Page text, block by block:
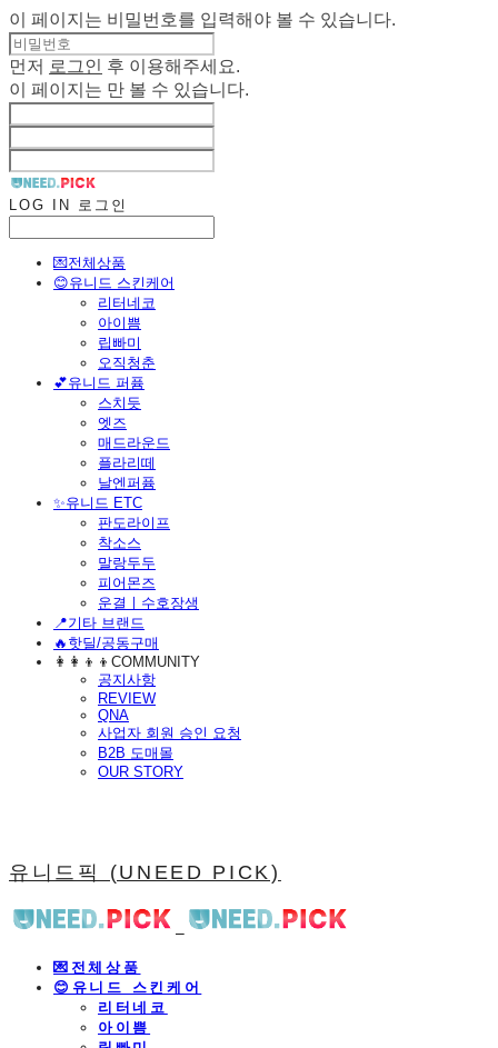
이 페이지는 비밀번호를 입력해야 볼 수 있습니다.
먼저 로그인
후 이용해주세요.
이 페이지는 만 볼 수 있습니다.
LOG IN 로그인
💌전체상품
😊유니드 스킨케어
리터네코
아이쁨
립빠미
오직청춘
💕유니드 퍼퓸
스치듯
엣즈
매드라운드
플라리떼
날엔퍼퓸
​✨유니드 ETC
판도라이프
착소스
말랑두두
피어몬즈
운결ㅣ수호장생
📍기타 브랜드
🔥핫딜/공동구매
👩‍👩‍👦‍👦COMMUNITY
공지사항
REVIEW
QNA
사업자 회원 승인 요청
B2B 도매몰
OUR STORY
유니드픽 (UNEED PICK)
💌전체상품
😊유니드 스킨케어
리터네코
아이쁨